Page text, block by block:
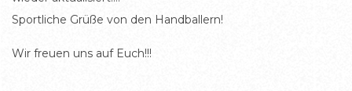
Sportliche Grüße von den Handballern!
Wir freuen uns auf Euch!!!